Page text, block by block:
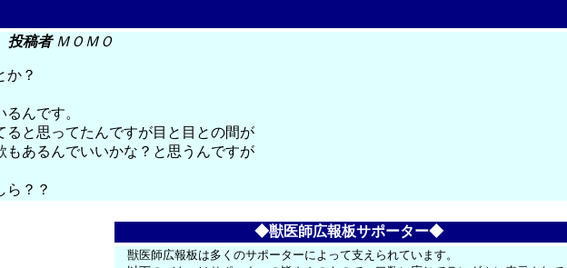
投稿者ＭＯＭＯ
か？
んです。
と思ってたんですが目と目との間が
あるんでいいかな？と思うんですが
ら？？
◆獣医師広報板サポーター◆
獣医師広報板は多くのサポーターによって支えられています。